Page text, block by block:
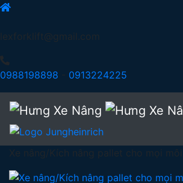
lexforklift@gmail.com
0988198898 0913224225
Xe nâng/Kích nâng pallet cho mọi